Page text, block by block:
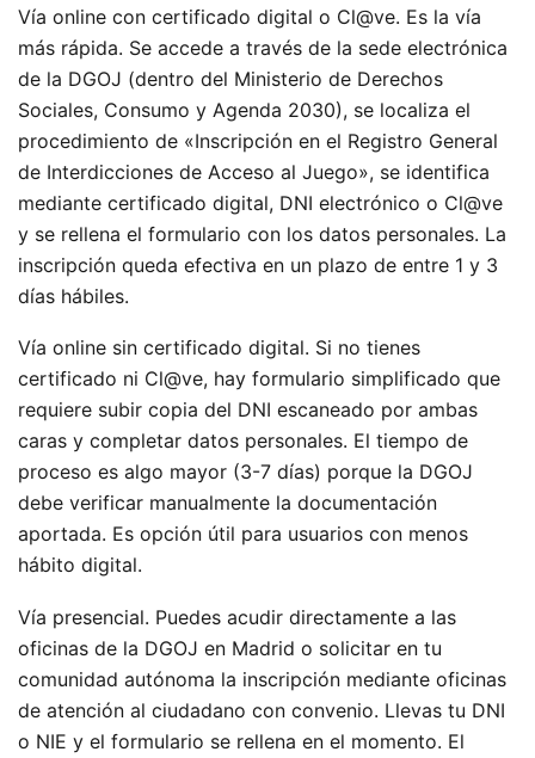
Vía online con certificado digital o Cl@ve. Es la vía
más rápida. Se accede a través de la sede electrónica
de la DGOJ (dentro del Ministerio de Derechos
Sociales, Consumo y Agenda 2030), se localiza el
procedimiento de «Inscripción en el Registro General
de Interdicciones de Acceso al Juego», se identifica
mediante certificado digital, DNI electrónico o Cl@ve
y se rellena el formulario con los datos personales. La
inscripción queda efectiva en un plazo de entre 1 y 3
días hábiles.
Vía online sin certificado digital. Si no tienes
certificado ni Cl@ve, hay formulario simplificado que
requiere subir copia del DNI escaneado por ambas
caras y completar datos personales. El tiempo de
proceso es algo mayor (3-7 días) porque la DGOJ
debe verificar manualmente la documentación
aportada. Es opción útil para usuarios con menos
hábito digital.
Vía presencial. Puedes acudir directamente a las
oficinas de la DGOJ en Madrid o solicitar en tu
comunidad autónoma la inscripción mediante oficinas
de atención al ciudadano con convenio. Llevas tu DNI
o NIE y el formulario se rellena en el momento. El